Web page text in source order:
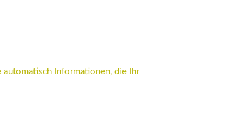
Informationen, die Ihr